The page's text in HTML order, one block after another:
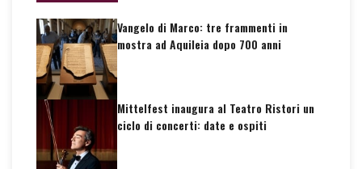
Vangelo di Marco: tre frammenti in
mostra ad Aquileia dopo 700 anni
Mittelfest inaugura al Teatro Ristori un
ciclo di concerti: date e ospiti